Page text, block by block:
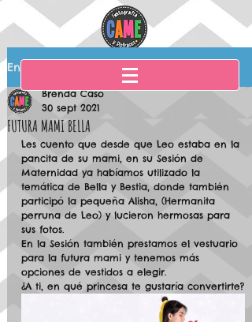
Entrada
FUTURA MAMI BELLA
Brenda Caso
30 sept 2021
Les cuento que desde que Leo estaba en la
pancita de su mami, en su Sesión de
Maternidad ya habíamos utilizado la
temática de Bella y Bestia, donde también
participó la pequeña Alisha, (Hermanita
perruna de Leo) y lucieron hermosas para
sus fotos.
En la Sesión también prestamos el vestuario
para la futura mami y tenemos más
opciones de vestidos a elegir.
¿A ti, en qué princesa te gustaría convertirte?